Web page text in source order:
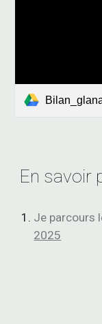
En savoir
Je parcours
2025